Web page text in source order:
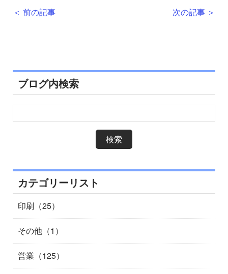
＜ 前の記事 次の記事 ＞
ブログ内検索
カテゴリーリスト
印刷（25）
その他（1）
営業（125）